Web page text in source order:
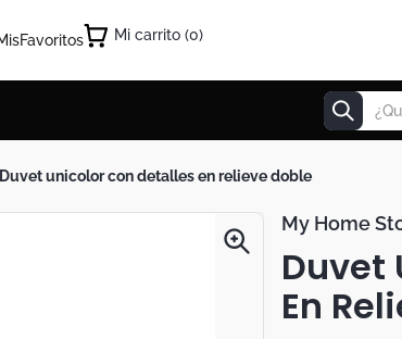
Favoritos 0
¿Qué
duvet unicolor con detalles en relieve doble
My Home
Duvet
En